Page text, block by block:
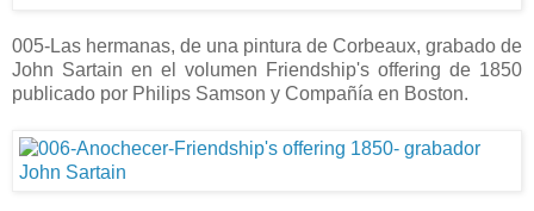
005-Las hermanas, de una pintura de Corbeaux, grabado de
John Sartain en el volumen Friendship's offering de 1850
publicado por Philips Samson y Compañía en Boston.